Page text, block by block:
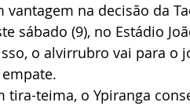
na decisão da
sábado (9), no Estádio
o alvirrubro vai para o
teima, o Ypiranga